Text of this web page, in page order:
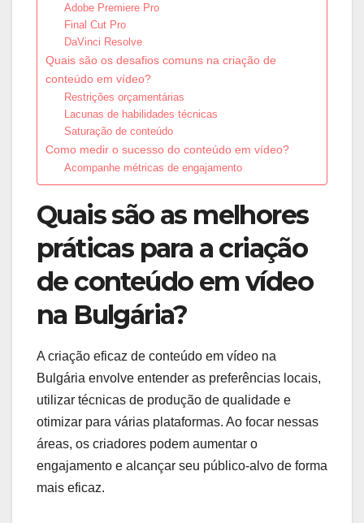
Adobe Premiere Pro
Final Cut Pro
DaVinci Resolve
Quais são os desafios comuns na criação de
conteúdo em vídeo?
Restrições orçamentárias
Lacunas de habilidades técnicas
Saturação de conteúdo
Como medir o sucesso do conteúdo em vídeo?
Acompanhe métricas de engajamento
Quais são as melhores
práticas para a criação
de conteúdo em vídeo
na Bulgária?
A criação eficaz de conteúdo em vídeo na
Bulgária envolve entender as preferências locais,
utilizar técnicas de produção de qualidade e
otimizar para várias plataformas. Ao focar nessas
áreas, os criadores podem aumentar o
engajamento e alcançar seu público-alvo de forma
mais eficaz.